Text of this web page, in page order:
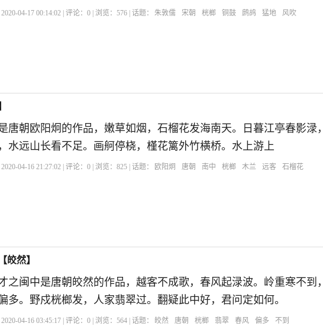
04-17 00:14:02 | 评论：0 | 浏览：576 | 话题： 朱敦儒 宋朝 桄榔 铜鼓 鹧鸪 猛地 风吹
唐朝欧阳炯的作品，嫩草如烟，石榴花发海南天。日暮江亭春影渌，
水远山长看不足。画舸停桡，槿花篱外竹横桥。水上游上
04-16 21:27:02 | 评论：0 | 浏览：825 | 话题： 欧阳炯 唐朝 南中 桄榔 木兰 远客 石榴花
皎然】
之闽中是唐朝皎然的作品，越客不成歌，春风起渌波。岭重寒不到，
多。野戍桄榔发，人家翡翠过。翻疑此中好，君问定如何。
04-16 03:45:17 | 评论：0 | 浏览：564 | 话题： 皎然 唐朝 桄榔 翡翠 春风 偏多 不到